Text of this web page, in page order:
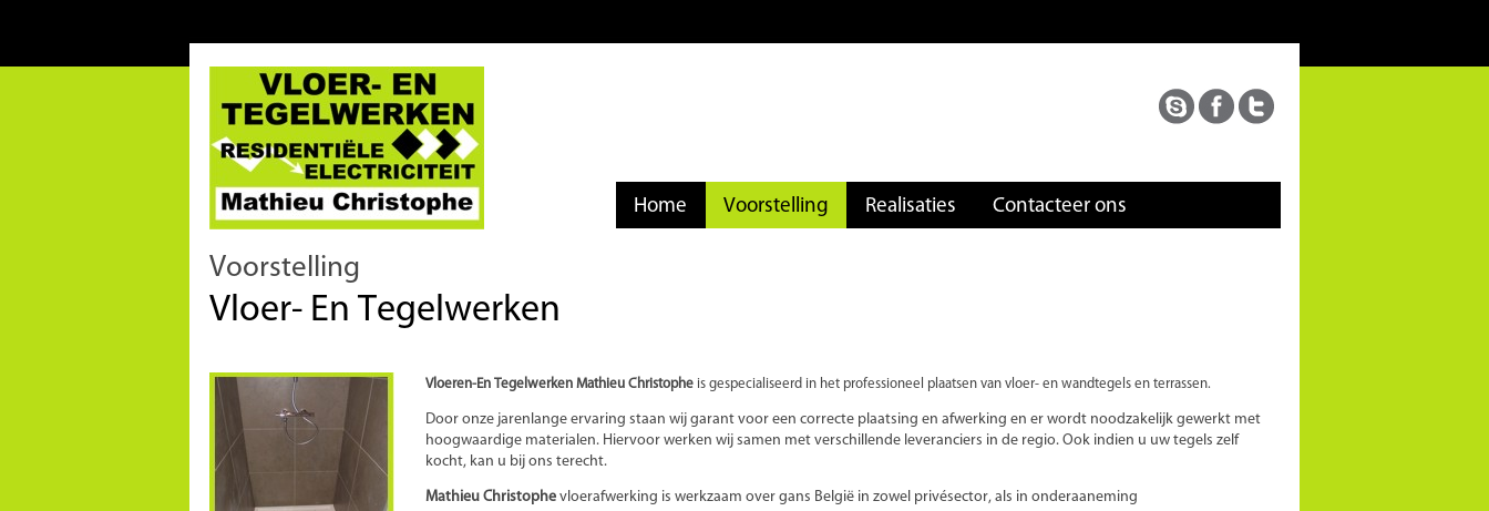
Home Voorstelling Realisaties Contacteer ons
Voorstelling
Vloer- En Tegelwerken
Vloeren-En Tegelwerken Mathieu Christopheis gespecialiseerd in het professioneel plaatsen van vloer- en wandtegels en terrassen.
Door onze jarenlange ervaring staan wij garant voor een correcte plaatsing en afwerking en er wordt noodzakelijk gewerkt met
hoogwaardige materialen. Hiervoor werken wij samen met verschillende leveranciers in de regio. Ook indien u uw tegels zelf
kocht, kan u bij ons terecht.
Mathieu Christophevloerafwerking is werkzaam over gans België in zowel privésector, als in onderaaneming